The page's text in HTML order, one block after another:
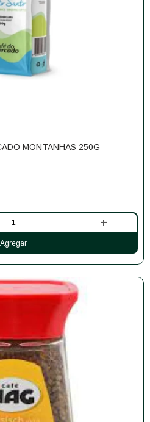
MONTANHAS 250G
+